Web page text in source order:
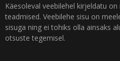
Käesoleval veebilehel kirjeldatu
teadmised. Veebilehe sisu on
sisuga ning ei tohiks olla ainsaks
otsuste tegemisel.